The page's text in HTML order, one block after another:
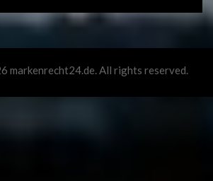
markenrecht24.de. All rights reserved.